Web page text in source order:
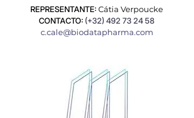
REPRESENTANTE:Cátia Verpoucke
CONTACTO: (+32)492 73 24 58
c.cale@biodatapharma.com